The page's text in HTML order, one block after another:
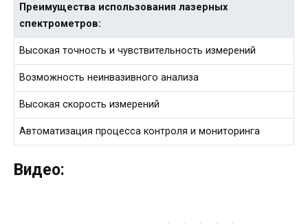
Преимущества использования лазерных
спектрометров:
Высокая точность и чувствительность измерений
Возможность неинвазивного анализа
Высокая скорость измерений
Автоматизация процесса контроля и мониторинга
Видео: